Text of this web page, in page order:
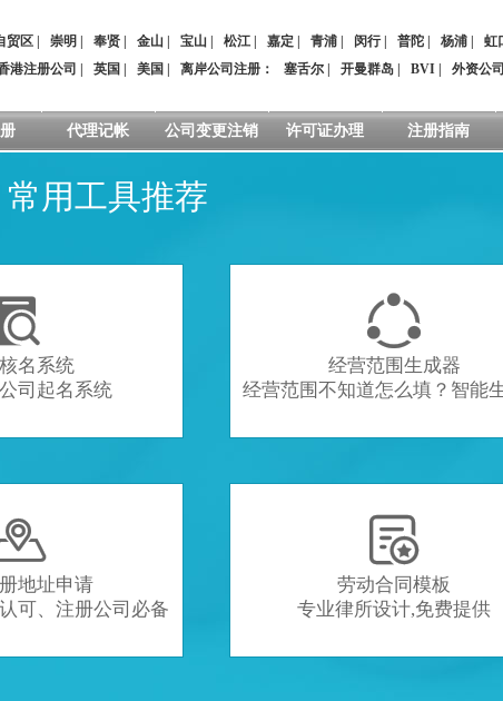
贸区 崇明 奉贤 金山 宝山 松江 嘉定 青浦 闵行| 普陀 杨浦 虹
港注册公司 英国 美国 离岸公司注册 ： 塞舌尔 开曼群岛 BVI 外资公
代理记帐 公司变更注销 许可证办理 注册指南
用工具推荐

名系统
司起名系统

经营范围生成器
经营范围不知道怎么填？智能
地址申请
可、注册公司必备

劳动合同模板
专业律所设计,免费提供